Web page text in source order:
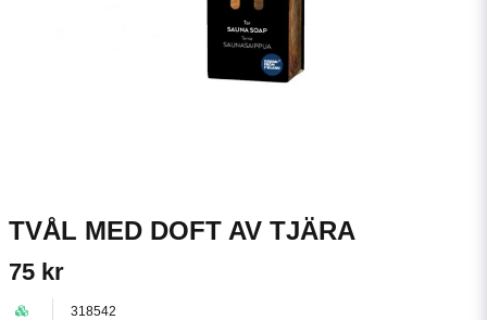
TVÅL MED DOFT AV TJÄRA
75 kr
318542